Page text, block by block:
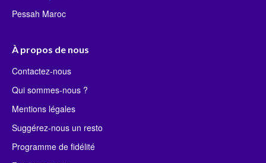
Pessah Maroc
À propos de nous
Contactez-nous
Qui sommes-nous ?
Mentions légales
Suggérez-nous un resto
Programme de fidélité